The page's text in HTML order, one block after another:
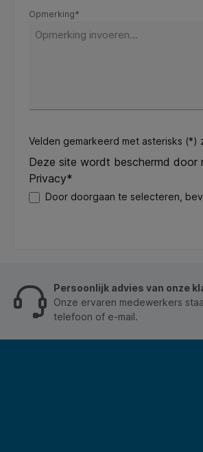
Opmerking*
Velden gemarkeerd met asterisks (*)
Deze site wordt beschermd door
Privacy*
Door doorgaan te selecteren,
Persoonlijk advies van onze
Onze ervaren medewerkers
telefoon of e-mail.